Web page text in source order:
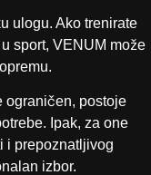
ulogu. Ako trenirate
sport, VENUM može
ograničen, postoje
Ipak, za one
i prepoznatljivog
izbor.